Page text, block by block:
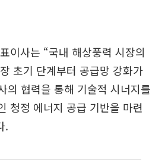
이사는 “국내 해상풍력 시장의
초기 단계부터 공급망 강화가
의 협력을 통해 기술적 시너지를
청정 에너지 공급 기반을 마련
.